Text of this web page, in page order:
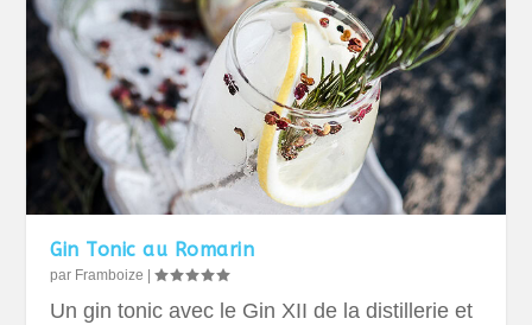
Gin Tonic au Romarin
par Framboize |
Un gin tonic avec le Gin XII de la distillerie et